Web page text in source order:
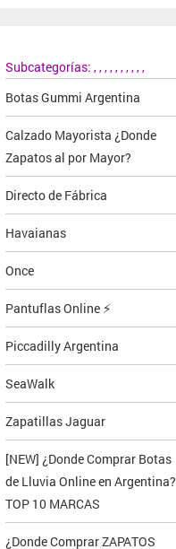
Subcategorías:
Botas Gummi Argentina
,
Calzado Mayorista ¿Donde
Zapatos al por Mayor?
,
Directo de Fábrica
,
Havaianas
,
Once
,
Pantuflas Online ⚡
,
Piccadilly Argentina
,
SeaWalk
,
Zapatillas Jaguar
,
[NEW] ¿Donde Comprar Botas
de Lluvia Online en Argentina?
TOP 10 MARCAS
,
¿Donde Comprar ZAPATOS